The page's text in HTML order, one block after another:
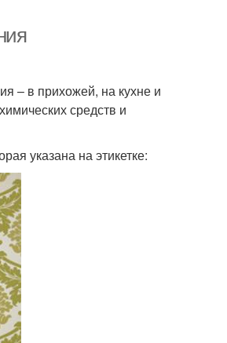
– в прихожей, на кухне и
средств и
указана на этикетке: